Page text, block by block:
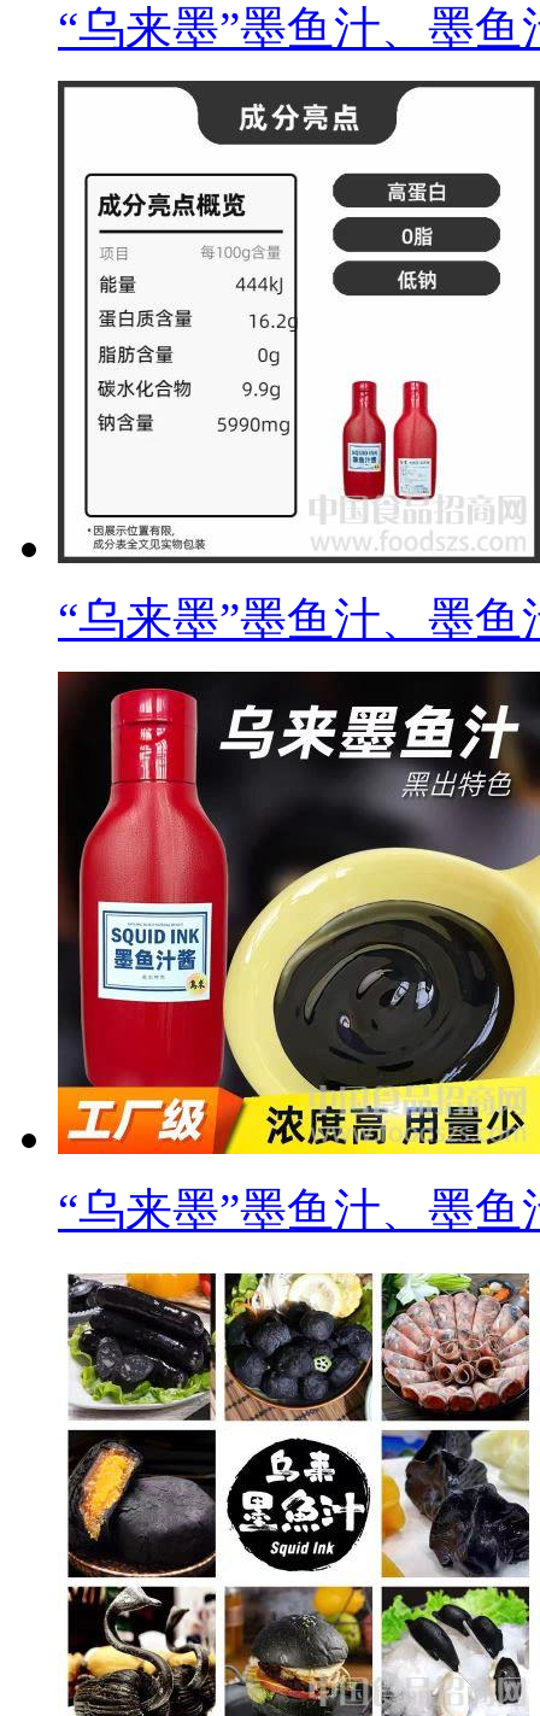
“乌来墨”墨鱼汁、墨鱼
“乌来墨”墨鱼汁、墨鱼
“乌来墨”墨鱼汁、墨鱼